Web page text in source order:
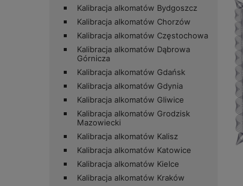
Kalibracja alkomatów Bydgoszcz
Kalibracja alkomatów Chorzów
Kalibracja alkomatów Częstochowa
Kalibracja alkomatów Dąbrowa
Górnicza
Kalibracja alkomatów Gdańsk
Kalibracja alkomatów Gdynia
Kalibracja alkomatów Gliwice
Kalibracja alkomatów Grodzisk
Mazowiecki
Kalibracja alkomatów Kalisz
Kalibracja alkomatów Katowice
Kalibracja alkomatów Kielce
Kalibracja alkomatów Kraków